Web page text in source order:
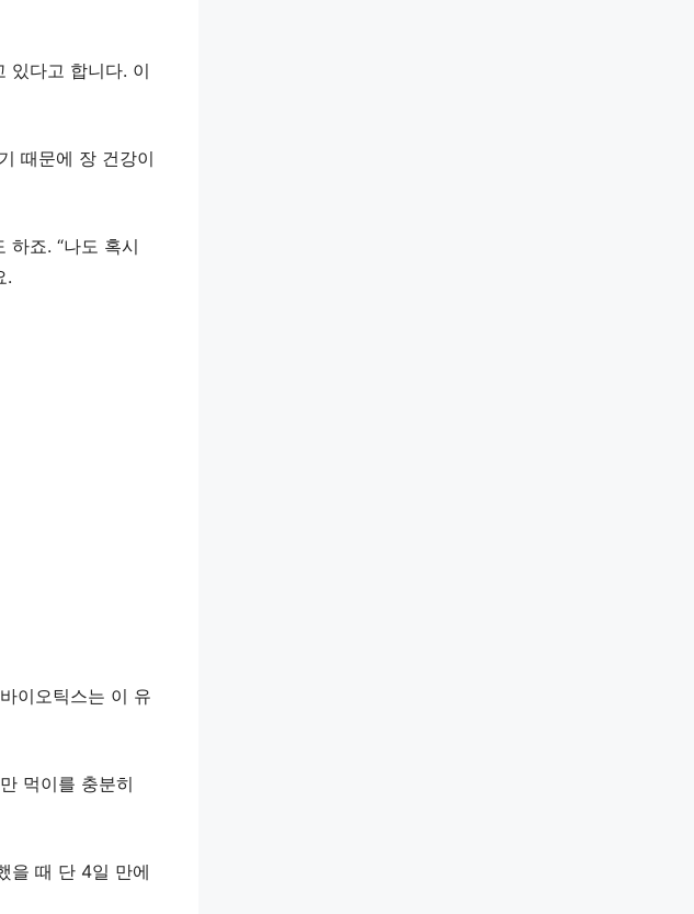
있다고 합니다. 이
때문에 장 건강이
하죠. “나도 혹시
.
이오틱스는 이 유
먹이를 충분히
을 때 단 4일 만에